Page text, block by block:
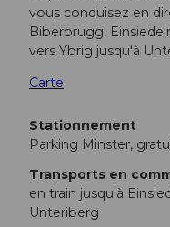
vous conduisez en
Biberbrugg,
vers Ybrig jusqu'à
Carte
Stationnement
Parking Minster,
Transports en
en train jusqu'à
Unteriberg